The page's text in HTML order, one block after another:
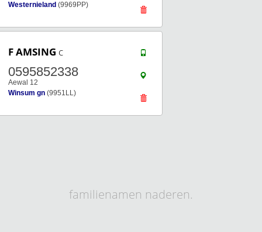
Westernieland (9969PP)
F AMSING c
0595852338
Aewal 12
Winsum gn (9951LL)
familienamen naderen.